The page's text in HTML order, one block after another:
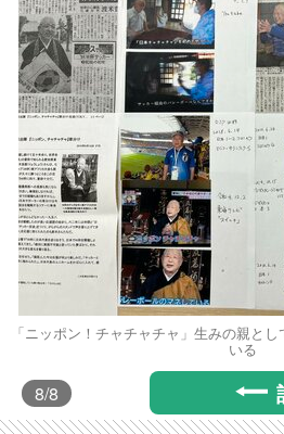
「ニッポン！チャチャチャ」生みの親と
いる
8/8